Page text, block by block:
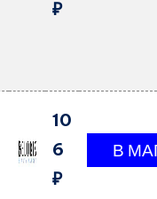
₽
10
6
₽